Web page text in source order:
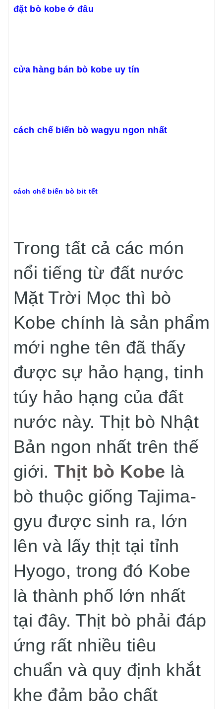
đặt bò kobe ở đâu
cửa hàng bán bò kobe uy tín
cách chế biến bò wagyu ngon nhất
cách chế biến bò bit tết
Trong tất cả các món
nổi tiếng từ đất nước
Mặt Trời Mọc thì bò
Kobe chính là sản phẩm
mới nghe tên đã thấy
được sự hảo hạng, tinh
túy hảo hạng của đất
nước này. Thịt bò Nhật
Bản ngon nhất trên thế
giới.Thịt bò Kobe là
bò thuộc giống Tajima-
gyu được sinh ra, lớn
lên và lấy thịt tại tỉnh
Hyogo, trong đó Kobe
là thành phố lớn nhất
tại đây. Thịt bò phải đáp
ứng rất nhiều tiêu
chuẩn và quy định khắt
khe đảm bảo chất